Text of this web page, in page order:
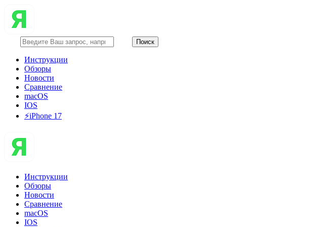
Инструкции
Обзоры
Новости
Сравнение
macOS
IOS
⚡️iPhone 17
Инструкции
Обзоры
Новости
Сравнение
macOS
IOS